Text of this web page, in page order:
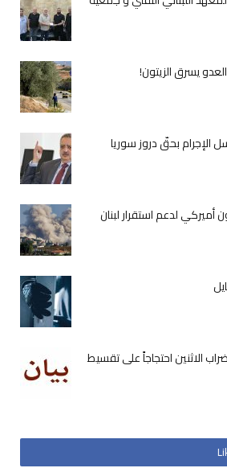
يسرق الزيتون!
الإجرام بحقّ دروز سوريا
أميركي لدعم استقرار لبنان
الاثنين احتجاجاً على تقسيط